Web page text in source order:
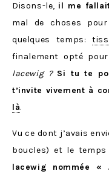
Disons-le, il me
mal de choses
quelques temps:
finalement opté
lacewig ? Si tu te
t’invite vivement à
là.
Vu ce dont j’avais
boucles) et le
lacewig nommée «